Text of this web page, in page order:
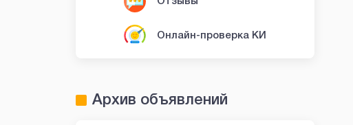
Онлайн-проверка КИ
Архив объявлений